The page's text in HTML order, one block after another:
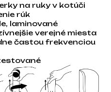
na ruky v kotúči
rúk
laminované
verejné miesta
častou frekvenciou